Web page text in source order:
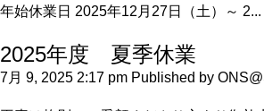
年始休業日 2025年12月27日（土）～ 2...
2025年度 夏季休業
7月 9, 2025 2:17 pm Published by